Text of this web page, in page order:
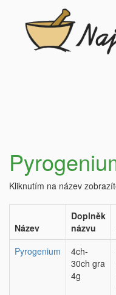
Kliknutím na název
Název
Doplněk
názvu
Pyrogenium
4ch-
30ch gra
4g